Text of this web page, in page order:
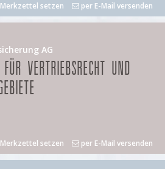
Merkzettel setzen per E-Mail versenden
AG
VERTRIEBSRECHT UND
Merkzettel setzen per E-Mail versenden